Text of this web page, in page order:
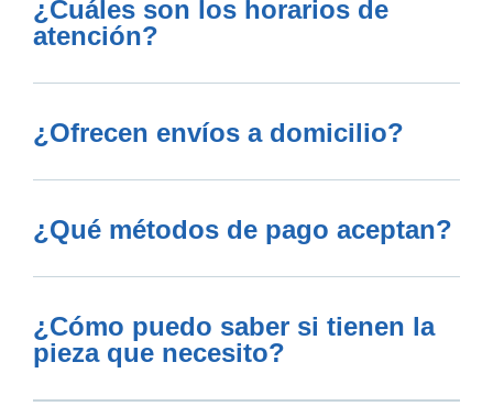
¿Cuáles son los horarios de
atención?
¿Ofrecen envíos a domicilio?
¿Qué métodos de pago aceptan?
¿Cómo puedo saber si tienen la
pieza que necesito?